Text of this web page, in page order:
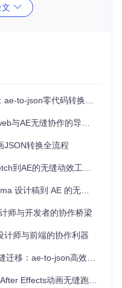
间轴信息，确保开发团队
，同时将协作周期缩短一
的全链路落地
擎复用
设计师在AE中制作完成技
骼动画，实现了设计稿与
现
动态图表形式展示，设计
ae-to-json导出JSON结
擎，实现了数据实时更新
提升15%。
统一
to-json零代码转换方案
缝协作的导出全流程指南
JSON转换全流程
作流？设计师必备的5大高效技巧
转换？AEUX 高效动画工作流指南 🚀
师与开发者的协作桥梁
计师与前端的协作利器
to-json高效转换方案解析
动画无缝跑在网页端的神器！